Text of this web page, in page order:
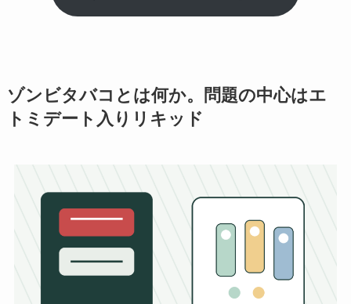
ゾンビタバコとは何か。問題の中心はエ
トミデート入りリキッド